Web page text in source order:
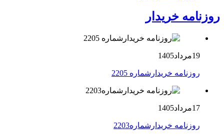
روزنامه خریدار
19مرداد1405
روزنامه خریدارشماره 2205
17مرداد1405
روزنامه خریدارشماره2203